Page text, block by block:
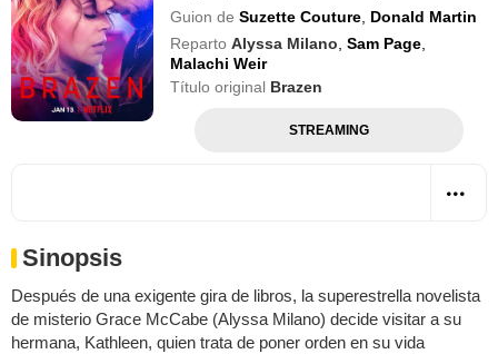
Guion de Suzette Couture Donald Martin
Reparto Alyssa Milano ,Sam Page
Malachi Weir
Título original Brazen
STREAMING
Sinopsis
Después de una exigente gira de libros, la superestrella novelista
de misterio Grace McCabe (Alyssa Milano) decide visitar a su
hermana, Kathleen, quien trata de poner orden en su vida